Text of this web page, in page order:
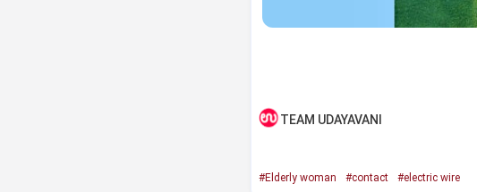
TEAM UDAYAVANI
#Elderly woman #contact #electric wire